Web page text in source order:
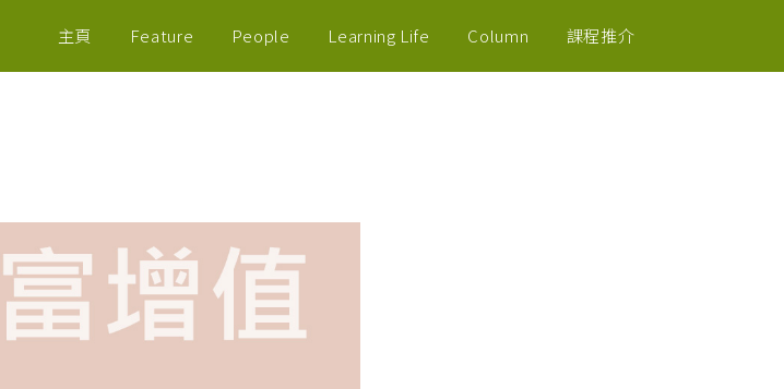
主頁 Feature People Learning Life Column 課程推介